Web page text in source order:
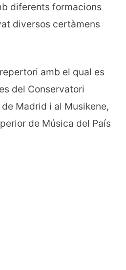
diferents formacions
diversos certàmens
amb el qual es
del Conservatori
Madrid i al Musikene,
de Música del País